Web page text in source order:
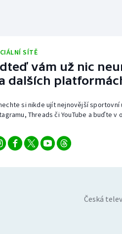
SÍTĚ
vám už nic
dalších
si nikde ujít nejnovější sportovní
Threads či YouTube a buďte v
Česká